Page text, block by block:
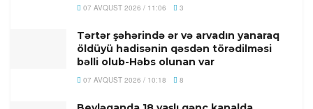
07 AVQUST 2026 / 11:06 3
Tərtər şəhərində ər və arvadın yanaraq
öldüyü hadisənin qəsdən törədilməsi
bəlli olub-Həbs olunan var
07 AVQUST 2026 / 10:18 8